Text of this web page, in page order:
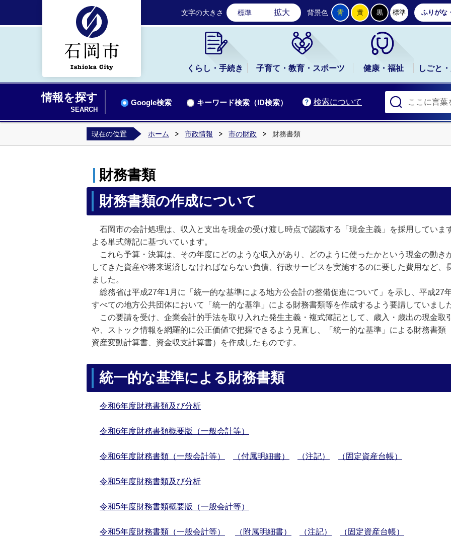
石岡市公式ホームページ
文字の大きさ 標準 拡大 背景色 青 黄 黒 標準 ふりがな
くらし・手続き 子育て・教育・スポーツ 健康・福祉 しごと
情報を探す
SEARCH
検索について
Google検索 キーワード検索（ID検索）
現在の位置 ホーム 市政情報 市の財政 財務書類
財務書類
財務書類の作成について
石岡市の会計処理は、収入と支出を現金の受け渡し時点で認識する「現金主義」を採用していま
よる単式簿記に基づいています。
これら予算・決算は、その年度にどのような収入があり、どのように使ったかという現金の動き
してきた資産や将来返済しなければならない負債、行政サービスを実施するのに要した費用など
ました。
総務省は平成27年1月に「統一的な基準による地方公会計の整備促進について」を示し、平成27
すべての地方公共団体において「統一的な基準」による財務書類等を作成するよう要請していまし
この要請を受け、企業会計的手法を取り入れた発生主義・複式簿記として、歳入・歳出の現金取
や、ストック情報を網羅的に公正価値で把握できるよう見直し、「統一的な基準」による財務書類
資産変動計算書、資金収支計算書）を作成したものです。
統一的な基準による財務書類
令和6年度財務書類及び分析
令和6年度財務書類概要版（一般会計等）
令和6年度財務書類（一般会計等） （付属明細書） （注記） （固定資産台帳）
令和5年度財務書類及び分析
令和5年度財務書類概要版（一般会計等）
令和5年度財務書類（一般会計等） （附属明細書） （注記） （固定資産台帳）